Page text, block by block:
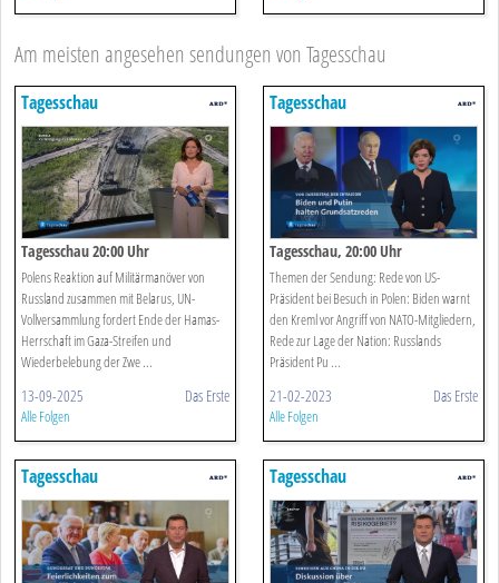
Am meisten angesehen sendungen von Tagesschau
Tagesschau
Tagesschau 20:00 Uhr
Polens Reaktion auf Militärmanöver von
Russland zusammen mit Belarus, UN-
Vollversammlung fordert Ende der Hamas-
Herrschaft im Gaza-Streifen und
Wiederbelebung der Zwe ...
13-09-2025 Das Erste
Alle Folgen
Tagesschau
Tagesschau, 20:00 Uhr
Themen der Sendung: Rede von US-
Präsident bei Besuch in Polen: Biden warnt
den Kreml vor Angriff von NATO-Mitgliedern,
Rede zur Lage der Nation: Russlands
Präsident Pu ...
21-02-2023 Das Erste
Alle Folgen
Tagesschau Tagesschau